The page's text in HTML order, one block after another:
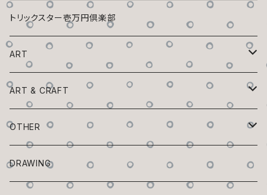
トリックスター壱万円倶楽部
ART
トリックスター百鬼夜行
チビックスター
フチックスター
ART & CRAFT
植木鉢ックスター
狭間の森
蚊取リックスター
OTHER
ZINE「Trickster」
DRAWING